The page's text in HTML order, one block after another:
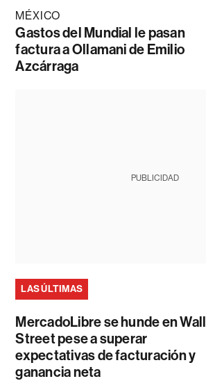
MÉXICO
Gastos del Mundial le pasan
factura a Ollamani de Emilio
Azcárraga
PUBLICIDAD
LAS ÚLTIMAS
MercadoLibre se hunde en Wall
Street pese a superar
expectativas de facturación y
ganancia neta